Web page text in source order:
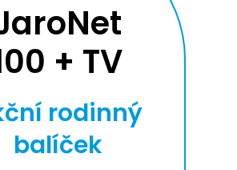
+ TV
rodinný
balíček